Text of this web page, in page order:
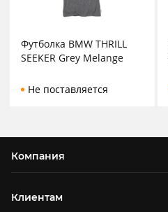
Футболка BMW THRILL
SEEKER Grey Melange
Не поставляется
Компания
Клиентам